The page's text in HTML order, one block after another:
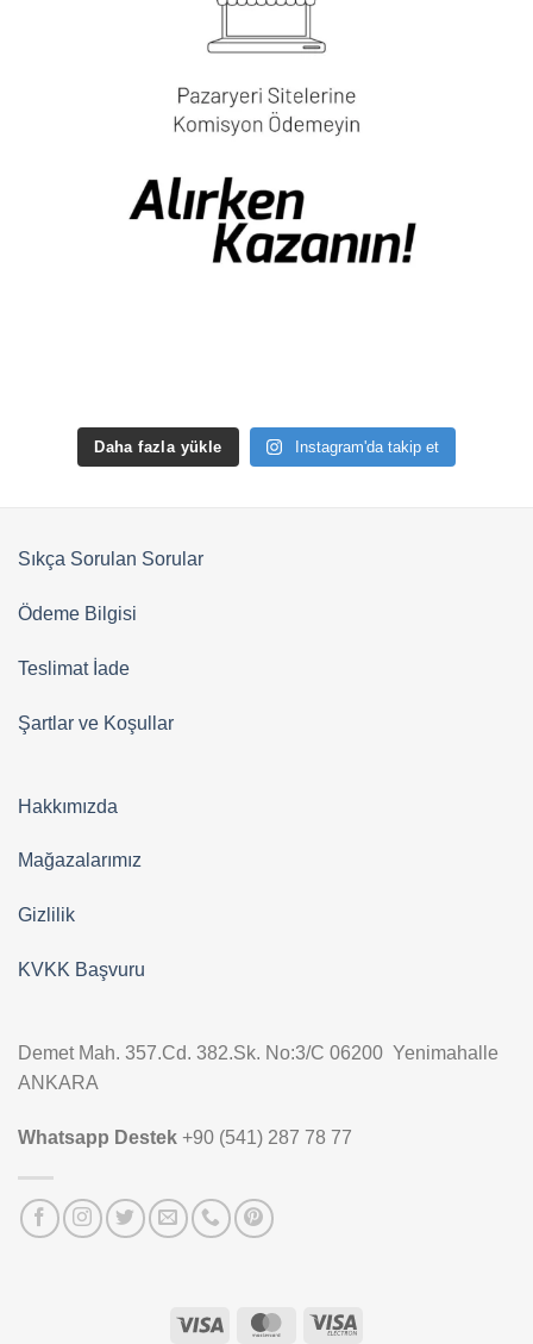
Daha fazla yükle Instagram'da takip et
Sıkça Sorulan Sorular
Ödeme Bilgisi
Teslimat İade
Şartlar ve Koşullar
Hakkımızda
Mağazalarımız
Gizlilik
KVKK Başvuru
Demet Mah. 357.Cd. 382.Sk. No:3/C 06200 Yenimahalle
ANKARA
Whatsapp Destek +90 (541) 287 78 77
Visa MasterCardVisa